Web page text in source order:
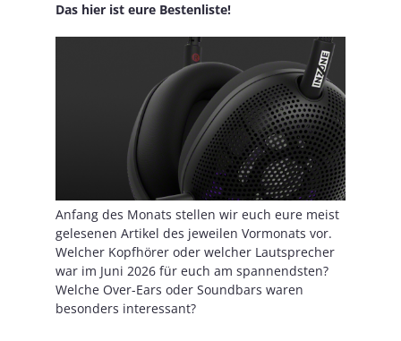
Das hier ist eure Bestenliste!
Anfang des Monats stellen wir euch eure meist
gelesenen Artikel des jeweilen Vormonats vor.
Welcher Kopfhörer oder welcher Lautsprecher
war im Juni 2026 für euch am spannendsten?
Welche Over-Ears oder Soundbars waren
besonders interessant?